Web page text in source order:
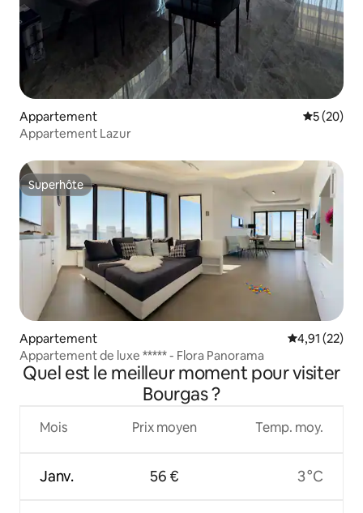
Appartement
5 (20)
Appartement Lazur
Superhôte
Superhôte
Appartement Évaluation
4,91 (22)
Appartement de luxe ***** - Flora Panorama
Quel est le meilleur moment pour visiter
Bourgas ?
Mois
Janv.
Prix moyen
56 €
Temp. moy.
3 °C